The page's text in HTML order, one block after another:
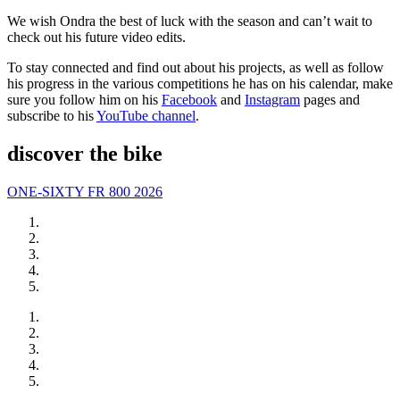
We wish Ondra the best of luck with the season and can’t wait to
check out his future video edits.
To stay connected and find out about his projects, as well as follow
his progress in the various competitions he has on his calendar, make
sure you follow him on his Facebook and Instagram pages and
subscribe to hisYouTube channel.
discover the bike
ONE-SIXTY FR 800 2026